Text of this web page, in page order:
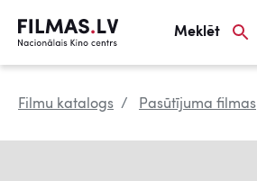
Meklēt
Filmu katalogs Pasūtījuma filmas